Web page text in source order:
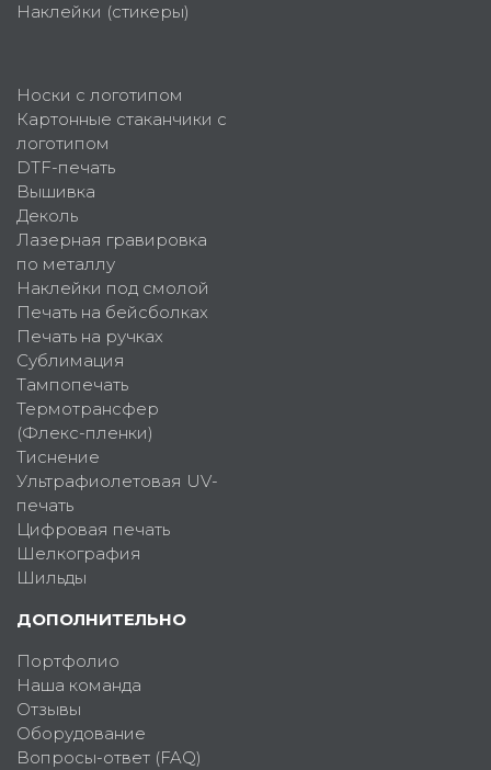
Наклейки (стикеры)
Носки с логотипом
Картонные стаканчики с
логотипом
DTF-печать
Вышивка
Деколь
Лазерная гравировка
по металлу
Наклейки под смолой
Печать на бейсболках
Печать на ручках
Сублимация
Тампопечать
Термотрансфер
(Флекс-пленки)
Тиснение
Ультрафиолетовая UV-
печать
Цифровая печать
Шелкография
Шильды
ДОПОЛНИТЕЛЬНО
Портфолио
Наша команда
Отзывы
Оборудование
Вопросы-ответ (FAQ)